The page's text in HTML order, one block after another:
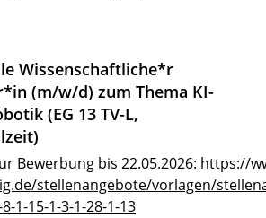
Wissenschaftliche*r
(m/w/d) zum Thema KI-
(EG 13 TV-L,
Bewerbung bis 22.05.2026: https://
stellenangebote/vorlagen/
1-15-1-3-1-28-1-13